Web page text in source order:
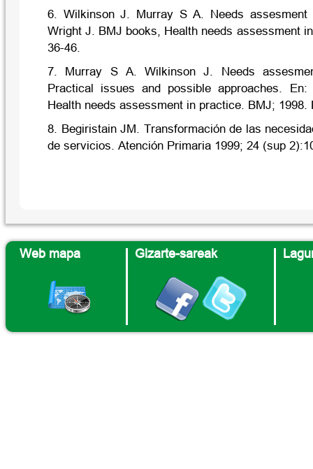
6. Wilkinson J. Murray S A. Needs
Wright J. BMJ books, Health needs assessment
36-46.
7. Murray S A. Wilkinson J. Needs
Practical issues and possible approaches.
Health needs assessment in practice. BMJ; 1998.
8. Begiristain JM. Transformación de las
de servicios. Atención Primaria 1999; 24 (sup
Web mapa Gizarte-sareak